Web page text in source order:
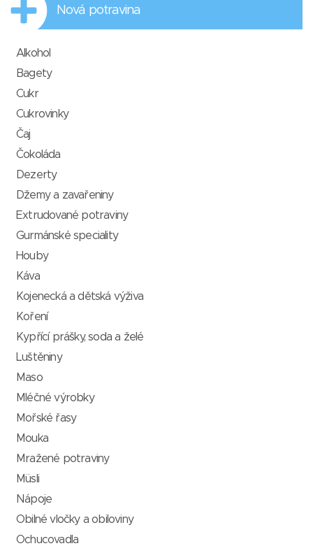
Nová potravina
Alkohol
Bagety
Cukr
Cukrovinky
Čaj
Čokoláda
Dezerty
Džemy a zavařeniny
Extrudované potraviny
Gurmánské speciality
Houby
Káva
Kojenecká a dětská výživa
Koření
Kypřící prášky, soda a želé
Luštěniny
Maso
Mléčné výrobky
Mořské řasy
Mouka
Mražené potraviny
Müsli
Nápoje
Obilné vločky a obiloviny
Ochucovadla